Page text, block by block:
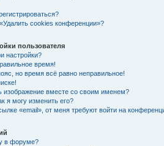
cookies конференции»?
пользователя
настройки?
время!
но время всё равно неправильное!
изображение вместе со своим именем?
я могу изменить его?
«email», от меня требуют войти на
в форуме?